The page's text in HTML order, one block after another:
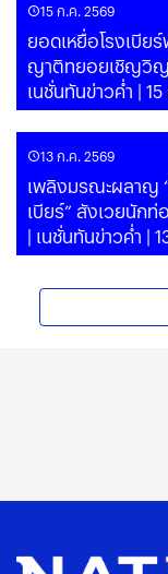
15 ก.ค. 2569
ยอดเหยื่อโรงเบีย
ญาติทยอยเชิญวิ
เนชั่นทันข่าวค่ำ | 15
| PART
13 ก.ค. 2569
เพลิงมรณะผลาญ
เบียร์” สังเวยนักท่
| เนชั่นทันข่าวค่ำ |
ก.ค.69 | PART